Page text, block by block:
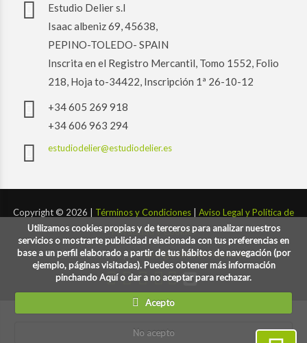
Utilizamos cookies propias y de terceros para analizar nuestros
servicios o mostrarte publicidad relacionada con tus preferencias en
base a un perfil elaborado a partir de tus hábitos de navegación (por
ejemplo, páginas visitadas). Puedes obtener más información
pinchando Aquí o dar a no aceptar para rechazar.
Acepto
No acepto
Estudio Delier s.l
Isaac albeniz 69, 45638,
PEPINO-TOLEDO- SPAIN
Inscrita en el Registro Mercantil, Tomo 1552, Folio
218, Hoja to-34422, Inscripción 1ª 26-10-12
+34 605 269 918
+34 606 963 294
estudiodelier@estudiodelier.es
Copyright © 2026 | Términos y Condiciones
Aviso Legal y Política de
Privacidad y Cookies
Desarrollado por:codigoconsentido.com